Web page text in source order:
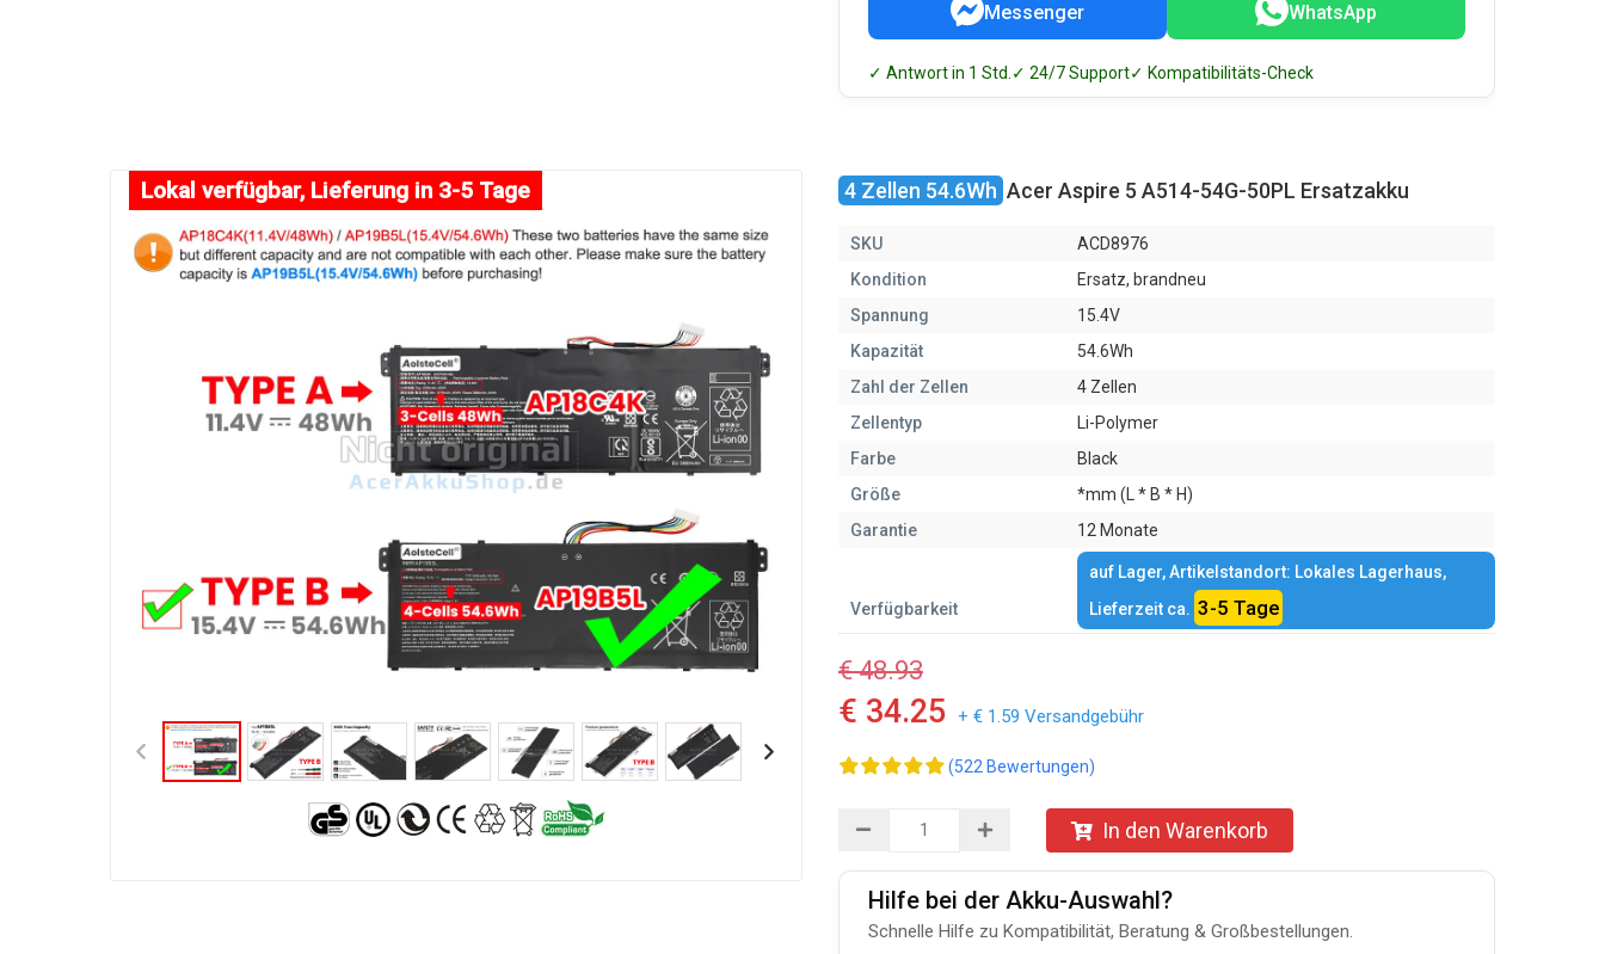
Messenger WhatsApp
✓ Antwort in 1 Std. ✓ 24/7 Support✓ Kompatibilitäts-Check
Lokal verfügbar, Lieferung in 3-5 Tage 4 Zellen 54.6Wh Acer Aspire 5 A514-54G-50PL Ersatzakku
SKU
ACD8976
Kondition
Ersatz, brandneu
Spannung
15.4V
Kapazität
54.6Wh
Zahl der Zellen
4 Zellen
Zellentyp
Li-Polymer
Farbe
Black
Größe
*mm (L * B * H)
Garantie
12 Monate
Verfügbarkeit
auf Lager, Artikelstandort: Lokales Lagerhaus,
Lieferzeit ca. 3-5 Tage
€ 48.93
€ 34.25 + € 1.59 Versandgebühr
(522 Bewertungen)
In den Warenkorb
Hilfe bei der Akku-Auswahl?
Schnelle Hilfe zu Kompatibilität, Beratung & Großbestellungen.